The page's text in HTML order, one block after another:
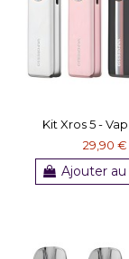
Kit Xros 5 -
29,90 €
Ajouter au